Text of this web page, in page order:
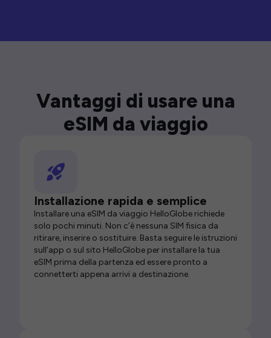
Vantaggi di usare una
eSIM da viaggio
Installazione rapida e semplice
Installare una eSIM da viaggio HelloGlobe richiede
solo pochi minuti. Non c’è nessuna SIM fisica da
ritirare, inserire o sostituire. Basta seguire le istruzioni
sull’app o sul sito HelloGlobe per installare la tua
eSIM prima della partenza ed essere pronto a
connetterti appena arrivi a destinazione.